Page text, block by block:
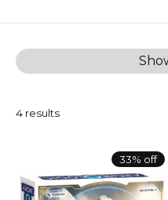
4 results
33% off